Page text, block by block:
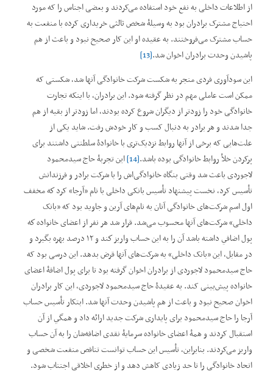
از اطلاعات داخلی به نفع خود استفاده می‌کردند و بعضی اجناس را که مورد
احتیاج مشترک برادران بود به وسیلۀ شخص ثالثی خریداری کرده با منفعت به
حساب مشترک می‌فروختند. به عقیده او این کار صحیح نبود و باعث از هم
پاشیدن وحدت برادران اخوان شد.[13]
این سودآوری فردی منجر به شکست شرکت خانوادگی آنها شد، شکستی که
ممکن است عاملی مهم در نظر گرفته شود. این برادران، با اینکه تجارت
خانوادگی خود را زودتر از دیگران شروع کرده بودند، اما زودتر از بقیه از هم
جدا شدند و هر برادر به دنبال کسب و کار خودش رفت. شاید یکی از
علت‌هایی که برخی از آنها روابط نزدیک‌تری با خانوادۀ سلطنتی داشتند برای
پرکردن خلأ روابط خانوادگی بوده باشد.[14]
این تجربۀ حاج سیدمحمود
لاجوردی باعث شد وقتی بنگاه خانوادگی‌اش را با شرکت برادر و فرزندانش
تأسیس کرد، نخست پیشنهاد تأسیس بانکی داخلی با نام ”آرجا“ کرد كه مخفف
اول اسم شرکت‌های خانوادگی آنان به نام‌های آرین و جاوید بود که ”بانک
داخلی“‌ شرکت‌های آنها محسوب ‌می‌شد. قرار شد هر نفر از اعضای خانواده كه
پول اضافي داشته باشد آن را به این حساب واريز كند و ۱۲ درصد بهره بگیرد و
در مقابل، این ”بانک داخلی“‌ به شرکت‌های آنها قرض بدهد. این درسی بود که
حاج سیدمحمود لاجوردی از برادران اخوان گرفته بود تا برای پول اضافۀ اعضای
خانواده پیش‌بینی کند. به عقیدۀ حاج سیدمحمود لاجوردی، این کار برادران
اخوان صحیح نبود و باعث از هم پاشیدن وحدت آنها شد. ابتکار تأسیس حساب
آرجا را حاج سيدمحمود برای پایداری شرکت جدید ارائه داد و همگي از آن
استقبال کردند و همۀ اعضای خانواده سرمایۀ نقدی اضافه‌شان را به آن حساب
واریز می‌کردند. بنابراین، تأسیس این حساب توانست تناقص منفعت شخصی و
اتحاد خانوادگی را تا حد زیادی کاهش دهد و از خطری اخلاقی اجتناب شود.